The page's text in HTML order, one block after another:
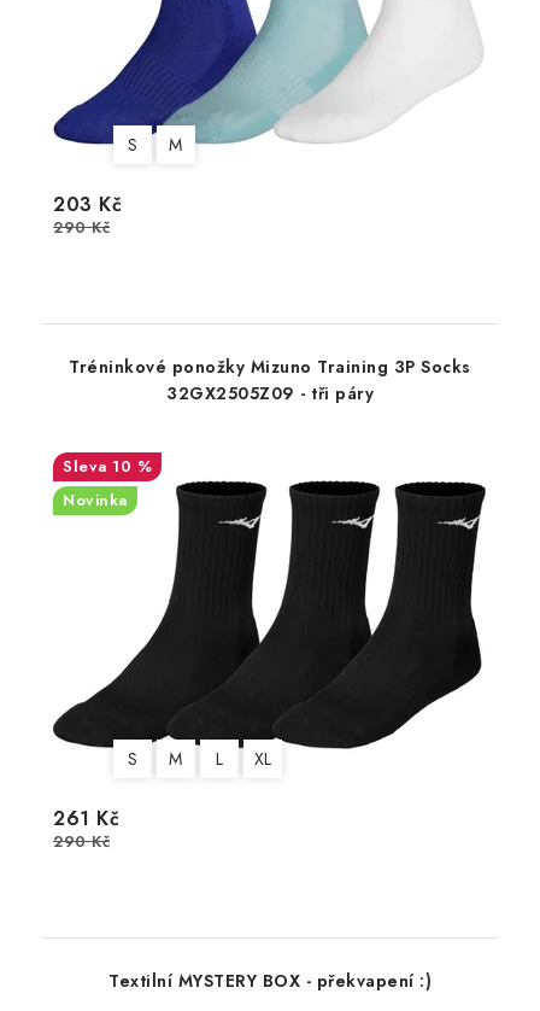
S M
203 Kč
290 Kč
Tréninkové ponožky Mizuno Training 3P Socks
32GX2505Z09 - tři páry
10 %
Novinka
S M L XL
261 Kč
290 Kč
Textilní MYSTERY BOX - překvapení :)